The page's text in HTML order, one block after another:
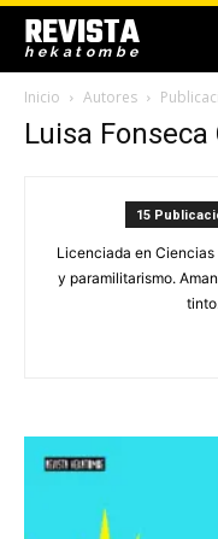
REVISTA
hekatombe
Inicio Autores
Luisa
15
Licenciada en
y paramilitarismo.